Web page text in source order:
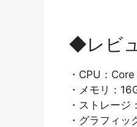
◆レビ
・CPU：
・メモリ：
・ストレージ
・グラフィ